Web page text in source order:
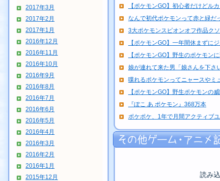
2017年3月
2017年2月
2017年1月
2016年12月
2016年11月
2016年10月
2016年9月
2016年8月
2016年7月
2016年6月
2016年5月
2016年4月
2016年3月
2016年2月
2016年1月
2015年12月
【ポケモンGO】初心者だけどル
なんで初代ポケモンって赤と緑だ
3大ポケモンスピオンオフ作品ク
【ポケモンGO】一年間休まずに
【ポケモンGO】野生のポケモン
娘が連れて来た男「娘さんを下さ
喋れるポケモンってニャースやミ
【ポケモンGO】野生ポケモンの
『ぽこ あ ポケモン』368万本
ポケポケ、1年で月間アクティブ
読み